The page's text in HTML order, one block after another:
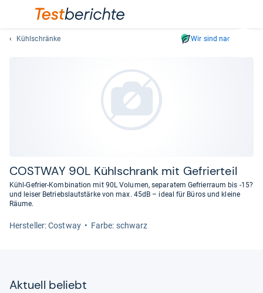
und
lassen
Kühlschränke Wir sind nachhaltig
COST­WAY 90L Kühl­schrank mit Gefrier­teil
Kühl-Gefrier-Kombination mit 90L Volumen, separatem Gefrierraum bis -15?
und leiser Betriebslautstärke von max. 45dB – ideal für Büros und kleine
Räume.
Her­stel­ler: Costway Farbe: schwarz
Aktu­ell beliebt